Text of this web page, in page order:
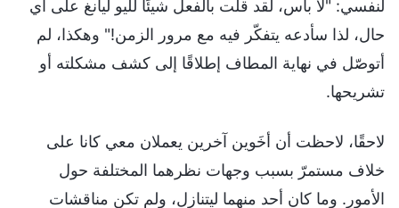
لنفسي: "لا بأس، لقد قلت بالفعل شيئًا لليو ليانغ على أي
حال، لذا سأدعه يتفكّر فيه مع مرور الزمن!" وهكذا، لم
أتوصّل في نهاية المطاف إطلاقًا إلى كشف مشكلته أو
تشريحها.
لاحقًا، لاحظت أن أخَوين آخرين يعملان معي كانا على
خلاف مستمرّ بسبب وجهات نظرهما المختلفة حول
الأمور. وما كان أحد منهما ليتنازل، ولم تكن مناقشات